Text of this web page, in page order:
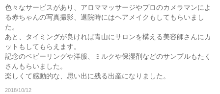
色々なサービスがあり、アロママッサージやプロのカメラマンによ
る赤ちゃんの写真撮影、退院時にはヘアメイクもしてもらいまし
た。
あと、タイミングが良ければ青山にサロンを構える美容師さんにカ
ットもしてもらえます。
記念のベビーリングや洋服、ミルクや保湿剤などのサンプルもたく
さんもらいました。
楽しくて感動的な、思い出に残る出産になりました。
2018/10/12